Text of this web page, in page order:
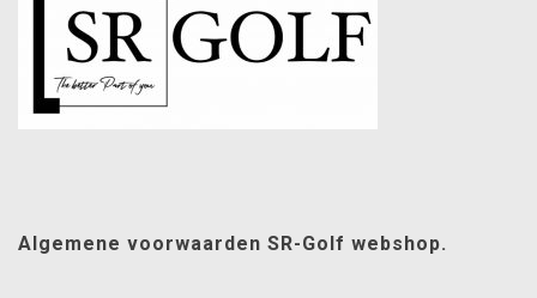
Algemene voorwaarden SR-Golf webshop.